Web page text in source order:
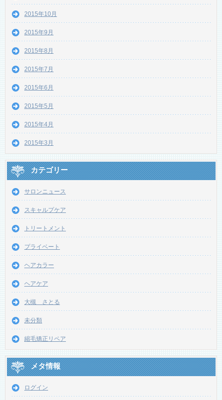
2015年10月
2015年9月
2015年8月
2015年7月
2015年6月
2015年5月
2015年4月
2015年3月
カテゴリー
サロンニュース
スキャルプケア
トリートメント
プライベート
ヘアカラー
ヘアケア
大槻 さとる
未分類
縮毛矯正リペア
メタ情報
ログイン